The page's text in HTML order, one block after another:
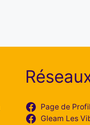
Page de
Gleam Les